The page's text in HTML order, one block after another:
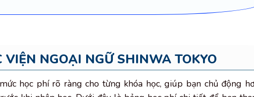
VIỆN NGOẠI NGỮ SHINWA TOKYO
học phí rõ ràng cho từng khóa học, giúp bạn chủ động